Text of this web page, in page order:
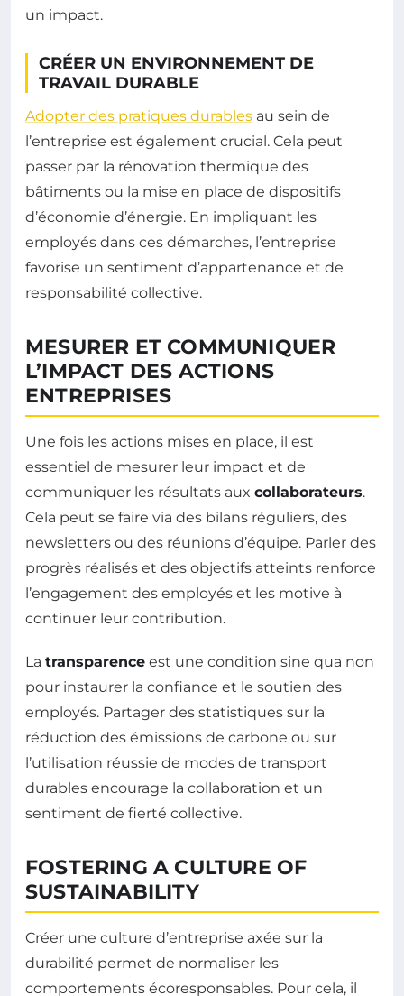
un impact.
CRÉER UN ENVIRONNEMENT DE
TRAVAIL DURABLE
Adopter des pratiques durables au sein de
l’entreprise est également crucial. Cela peut
passer par la rénovation thermique des
bâtiments ou la mise en place de dispositifs
d’économie d’énergie. En impliquant les
employés dans ces démarches, l’entreprise
favorise un sentiment d’appartenance et de
responsabilité collective.
MESURER ET COMMUNIQUER
L’IMPACT DES ACTIONS
ENTREPRISES
Une fois les actions mises en place, il est
essentiel de mesurer leur impact et de
communiquer les résultats aux collaborateurs.
Cela peut se faire via des bilans réguliers, des
newsletters ou des réunions d’équipe. Parler des
progrès réalisés et des objectifs atteints renforce
l’engagement des employés et les motive à
continuer leur contribution.
La transparence est une condition sine qua non
pour instaurer la confiance et le soutien des
employés. Partager des statistiques sur la
réduction des émissions de carbone ou sur
l’utilisation réussie de modes de transport
durables encourage la collaboration et un
sentiment de fierté collective.
FOSTERING A CULTURE OF
SUSTAINABILITY
Créer une culture d’entreprise axée sur la
durabilité permet de normaliser les
comportements écoresponsables. Pour cela, il